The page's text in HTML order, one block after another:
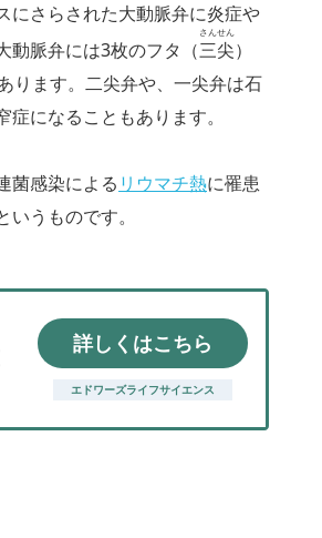
にさらされた大動脈弁に炎症や
動脈弁には3枚のフタ（三尖
さんせん
）
ります。二尖弁や、一尖弁は石
になることもあります。
菌感染による リウマチ熱に罹患
うものです。
詳しくはこちら
エドワーズライフサイエンス